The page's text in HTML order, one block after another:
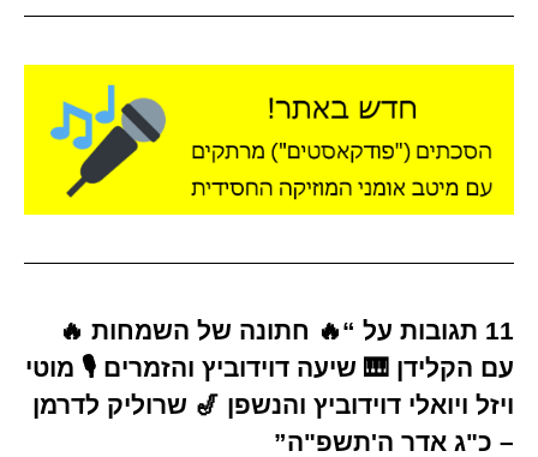
11 תגובות על “🔥 חתונה של השמחות 🔥
עם הקלידן 🎹 שיעה דוידוביץ והזמרים 🎙️ מוטי
ויזל ויואלי דוידוביץ והנשפן 🎷 שרוליק לדרמן
– כ"ג אדר ה'תשפ"ה”